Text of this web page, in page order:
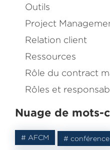
Outils
Project
Relation client
Ressources
Rôle du contract
Rôles et
Nuage de mots-
# AFCM # conférence
Dans ce livre je
Management.